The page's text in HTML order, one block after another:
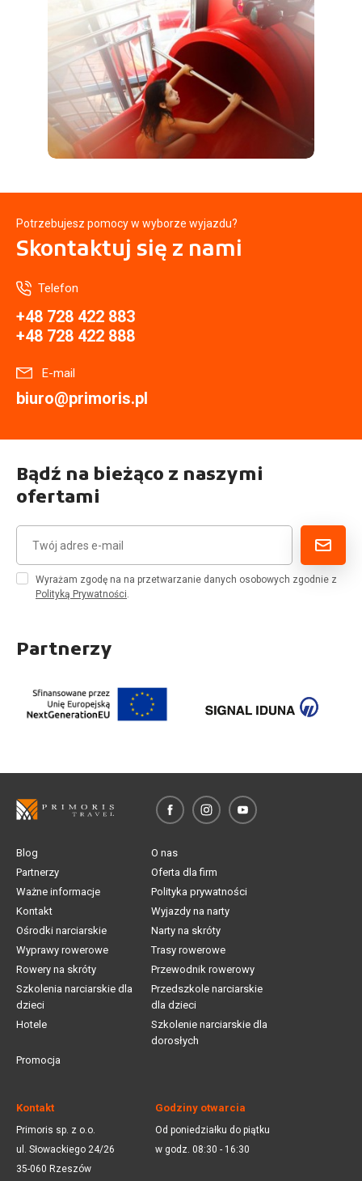
Potrzebujesz pomocy w wyborze wyjazdu?
Skontaktuj się z nami
Telefon
+48 728 422 883
+48 728 422 888
E-mail
biuro@primoris.pl
Bądź na bieżąco z naszymi
ofertami
Wyrażam zgodę na na przetwarzanie danych osobowych zgodnie z
Polityką Prywatności.
Partnerzy
Blog
O nas
Partnerzy
Oferta dla firm
Ważne informacje
Polityka prywatności
Kontakt
Wyjazdy na narty
Ośrodki narciarskie
Narty na skróty
Wyprawy rowerowe
Trasy rowerowe
Rowery na skróty
Przewodnik rowerowy
Szkolenia narciarskie dla
dzieci
Przedszkole narciarskie
dla dzieci
Hotele
Szkolenie narciarskie dla
dorosłych
Promocja
Kontakt
Primoris sp. z o.o.
ul. Słowackiego 24/26
35-060 Rzeszów
Godziny otwarcia
Od poniedziałku do piątku
w godz. 08:30 - 16:30